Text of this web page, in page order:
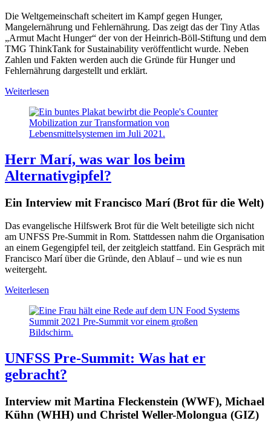
Die Weltgemeinschaft scheitert im Kampf gegen Hunger,
Mangelernährung und Fehlernährung. Das zeigt das der Tiny Atlas
„Armut Macht Hunger“ der von der Heinrich-Böll-Stiftung und dem
TMG ThinkTank for Sustainability veröffentlicht wurde. Neben
Zahlen und Fakten werden auch die Gründe für Hunger und
Fehlernährung dargestellt und erklärt.
Weiterlesen
Herr Marí, was war los beim
Alternativgipfel?
Ein Interview mit Francisco Marí (Brot für die Welt)
Das evangelische Hilfswerk Brot für die Welt beteiligte sich nicht
am UNFSS Pre-Summit in Rom. Stattdessen nahm die Organisation
an einem Gegengipfel teil, der zeitgleich stattfand. Ein Gespräch mit
Francisco Marí über die Gründe, den Ablauf – und wie es nun
weitergeht.
Weiterlesen
UNFSS Pre-Summit: Was hat er
gebracht?
Interview mit Martina Fleckenstein (WWF), Michael
Kühn (WHH) und Christel Weller-Molongua (GIZ)